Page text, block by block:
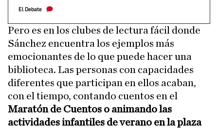
El Debate
Pero es en los clubes de lectura fácil donde
Sánchez encuentra los ejemplos más
emocionantes de lo que puede hacer una
biblioteca. Las personas con capacidades
diferentes que participan en ellos acaban,
con el tiempo, contando cuentos en el
Maratón de Cuentos o animando las
actividades infantiles de verano en la plaza